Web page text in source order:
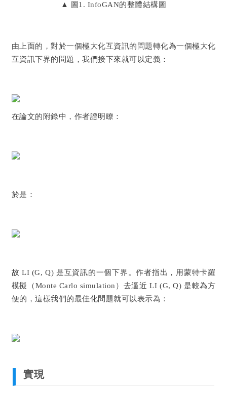
▲ 圖1. InfoGAN的整體結構圖
由上面的，對於一個極大化互資訊的問題轉化為一個極大化
互資訊下界的問題，我們接下來就可以定義：
在論文的附錄中，作者證明瞭：
於是：
故 LI (G, Q) 是互資訊的一個下界。作者指出，用蒙特卡羅
模擬（Monte Carlo simulation）去逼近 LI (G, Q) 是較為方
便的，這樣我們的最佳化問題就可以表示為：
實現